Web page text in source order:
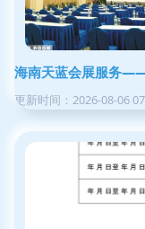
海南天蓝会展服务
更新时间：2026-08-06